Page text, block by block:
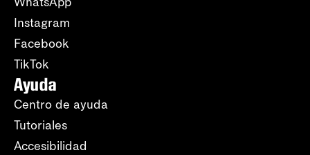
Instagram
Facebook
TikTok
Ayuda
Centro de ayuda
Tutoriales
Accesibilidad